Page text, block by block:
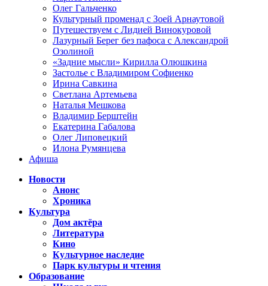
Олег Гальченко
Культурный променад с Зоей Арнаутовой
Путешествуем с Лидией Винокуровой
Лазурный Берег без пафоса с Александрой
Озолиной
«Задние мысли» Кирилла Олюшкина
Застолье с Владимиром Софиенко
Ирина Савкина
Светлана Артемьева
Наталья Мешкова
Владимир Берштейн
Екатерина Габалова
Олег Липовецкий
Илона Румянцева
Афиша
Новости
Анонс
Хроника
Культура
Дом актёра
Литература
Кино
Культурное наследие
Парк культуры и чтения
Образование